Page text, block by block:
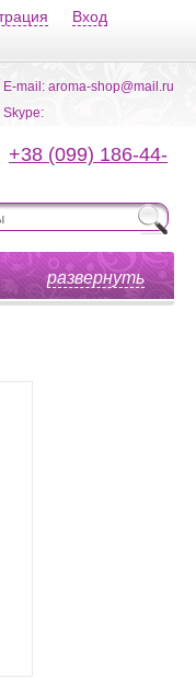
Вход
+38 (099) 186-44-
E-mail: aroma-shop@mail.ru
Skype:
развернуть